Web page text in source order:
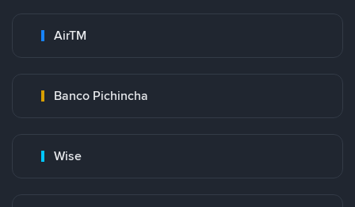
AirTM
Banco Pichincha
Wise